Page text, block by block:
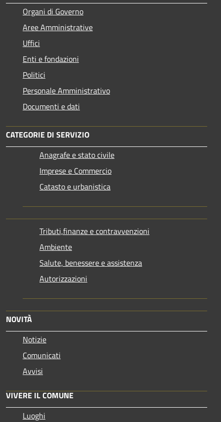
Organi di Governo
Aree Amministrative
Uffici
Enti e fondazioni
Politici
Personale Amministrativo
Documenti e dati
CATEGORIE DI SERVIZIO
Anagrafe e stato civile
Imprese e Commercio
Catasto e urbanistica
Tributi,finanze e contravvenzioni
Ambiente
Salute, benessere e assistenza
Autorizzazioni
NOVITÀ
Notizie
Comunicati
Avvisi
VIVERE IL COMUNE
Luoghi